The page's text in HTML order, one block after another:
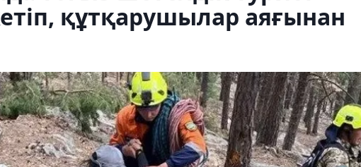
құтқарушылар аяғынан